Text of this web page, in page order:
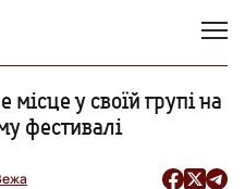
у своїй групі на
фестивалі